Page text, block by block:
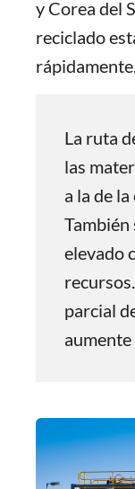
y Corea del
reciclado
La ruta
las
a la de
También
elevado
parcial